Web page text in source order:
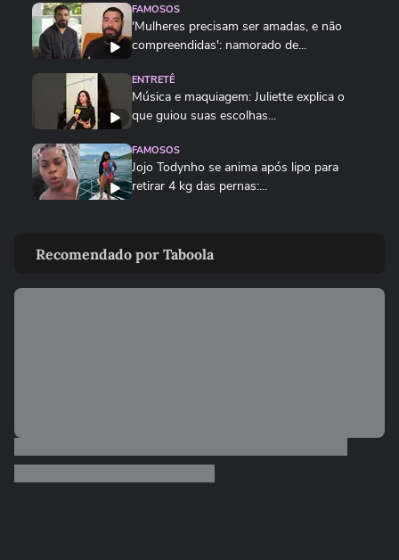
FAMOSOS
'Mulheres precisam ser amadas, e não
compreendidas': namorado de...
ENTRETÊ
Música e maquiagem: Juliette explica o
que guiou suas escolhas...
FAMOSOS
Jojo Todynho se anima após lipo para
retirar 4 kg das pernas:...
01:18
nas redes sociais
MÚSICA
Marquezine e se declara:...
Recomendado por Taboola